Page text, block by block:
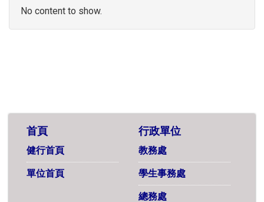
No content to show.
首頁
健行首頁
單位首頁
行政單位
教務處
學生事務處
總務處